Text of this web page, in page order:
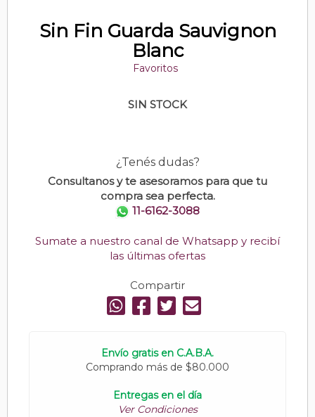
Sin Fin Guarda Sauvignon
Blanc
Favoritos
SIN STOCK
¿Tenés dudas?
Consultanos y te asesoramos para que tu
compra sea perfecta.
11-6162-3088
Sumate a nuestro canal de Whatsapp y recibí
las últimas ofertas
Compartir
Envío gratis en C.A.B.A.
Comprando más de $80.000
Entregas en el día
Ver Condiciones